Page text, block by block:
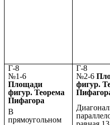
Г-8
№1-6
Площади
фигур. Теорема
Пифагора
В
прямоугольном
Г-
№2-6
фигур.